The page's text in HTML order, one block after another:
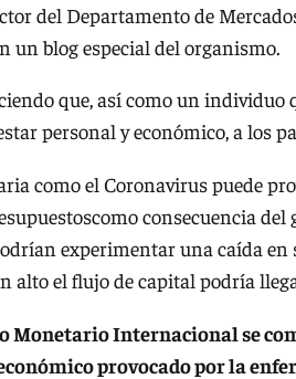
del Departamento de
un blog especial del organismo.
que, así como un individuo
personal y económico, a los
como el Coronavirus puede
consecuencia
experimentar una caída
alto el flujo de capital podría
Monetario Internacional se
provocado por la